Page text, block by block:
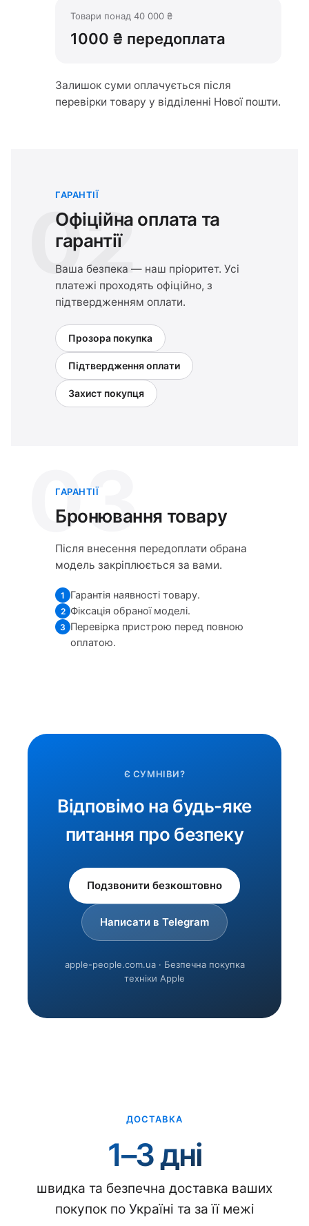
Товари понад 40 000 ₴
1000 ₴ передоплата
Залишок суми оплачується після
перевірки товару у відділенні Нової пошти.
02
ГАРАНТІЇ
Офіційна оплата та
гарантії
Ваша безпека — наш пріоритет. Усі
платежі проходять офіційно, з
підтвердженням оплати.
Прозора покупка
Підтвердження оплати
Захист покупця
03
ГАРАНТІЇ
Бронювання товару
Після внесення передоплати обрана
модель закріплюється за вами.
1 Гарантія наявності товару.
2 Фіксація обраної моделі.
3 Перевірка пристрою перед повною
оплатою.
Є СУМНІВИ?
Відповімо на будь-яке
питання про безпеку
Подзвонити безкоштовно
Написати в Telegram
apple-people.com.ua · Безпечна покупка
техніки Apple
ДОСТАВКА
1–3 дні
швидка та безпечна доставка ваших
покупок по Україні та за її межі